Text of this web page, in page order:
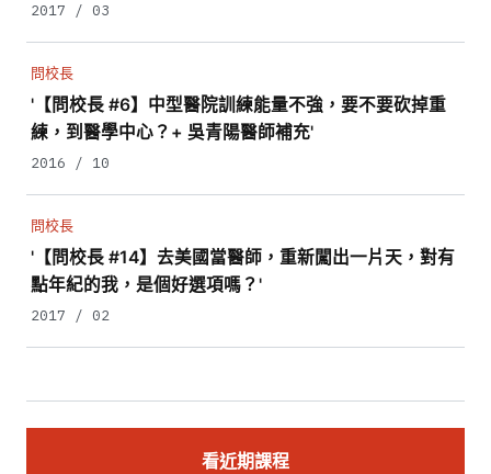
2017 / 03
問校長
'【問校長 #6】中型醫院訓練能量不強，要不要砍掉重
練，到醫學中心？+ 吳青陽醫師補充'
2016 / 10
問校長
'【問校長 #14】去美國當醫師，重新闖出一片天，對有
點年紀的我，是個好選項嗎？'
2017 / 02
看近期課程